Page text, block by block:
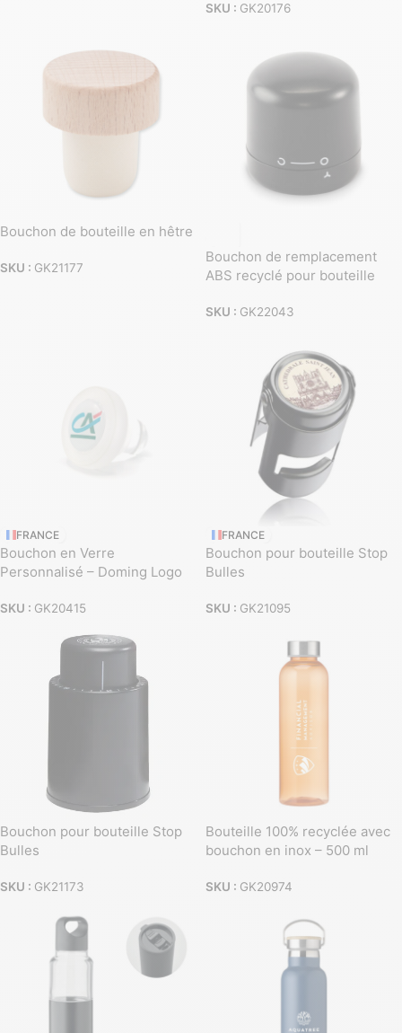
SKU : GK20176
Bouchon de bouteille en hêtre
SKU : GK21177
Bouchon de remplacement
ABS recyclé pour bouteille
SKU : GK22043
FRANCE
Bouchon en Verre
Personnalisé – Doming Logo
SKU : GK20415
FRANCE
Bouchon pour bouteille Stop
Bulles
SKU : GK21095
Bouchon pour bouteille Stop
Bulles
SKU : GK21173
Bouteille 100% recyclée avec
bouchon en inox – 500 ml
SKU : GK20974